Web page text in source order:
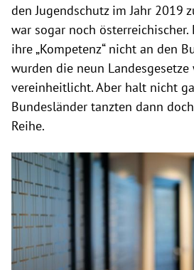
den Jugendschutz im Jahr 2019
war sogar noch
ihre „Kompetenz“ nicht an den
wurden die neun
vereinheitlicht. Aber halt nicht
Bundesländer tanzten dann
Reihe.